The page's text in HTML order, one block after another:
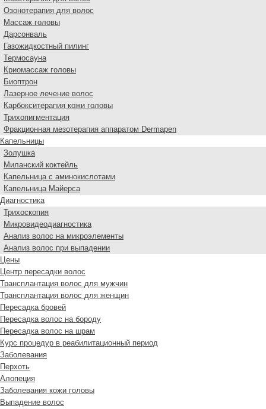
Озонотерапия для волос
Массаж головы
Дарсонваль
Газожидкостный пилинг
Термосауна
Криомассаж головы
Биоптрон
Лазерное лечение волос
Карбокситерапия кожи головы
Трихопигментация
Фракционная мезотерапия аппаратом Dermapen
Капельницы
Золушка
Миланский коктейль
Капельница с аминокислотами
Капельница Майерса
Диагностика
Трихоскопия
Микровидеодиагностика
Анализ волос на микроэлементы
Анализ волос при выпадении
Цены
Центр пересадки волос
Трансплантация волос для мужчин
Трансплантация волос для женщин
Пересадка бровей
Пересадка волос на бороду
Пересадка волос на шрам
Курс процедур в реабилитационный период
Заболевания
Перхоть
Алопеция
Заболевания кожи головы
Выпадение волос